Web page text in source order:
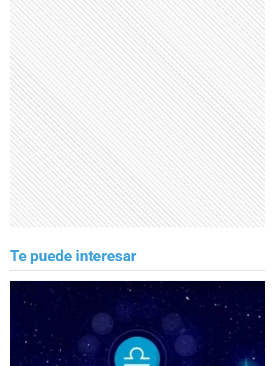
Te puede interesar